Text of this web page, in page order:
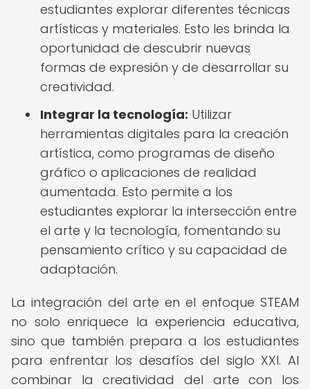
estudiantes explorar diferentes técnicas
artísticas y materiales. Esto les brinda la
oportunidad de descubrir nuevas
formas de expresión y de desarrollar su
creatividad.
Integrar la tecnología: Utilizar
herramientas digitales para la creación
artística, como programas de diseño
gráfico o aplicaciones de realidad
aumentada. Esto permite a los
estudiantes explorar la intersección entre
el arte y la tecnología, fomentando su
pensamiento crítico y su capacidad de
adaptación.
La integración del arte en el enfoque STEAM
no solo enriquece la experiencia educativa,
sino que también prepara a los estudiantes
para enfrentar los desafíos del siglo XXI. Al
combinar la creatividad del arte con los